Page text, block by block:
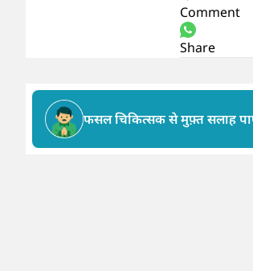
Comment
Share
फसल चिकित्सक से मुफ़्त सलाह